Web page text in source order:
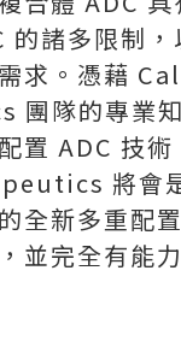
的諸多限制，
求。憑藉
隊的專業
置 ADC 技術
將會
全新多重配
並完全有能